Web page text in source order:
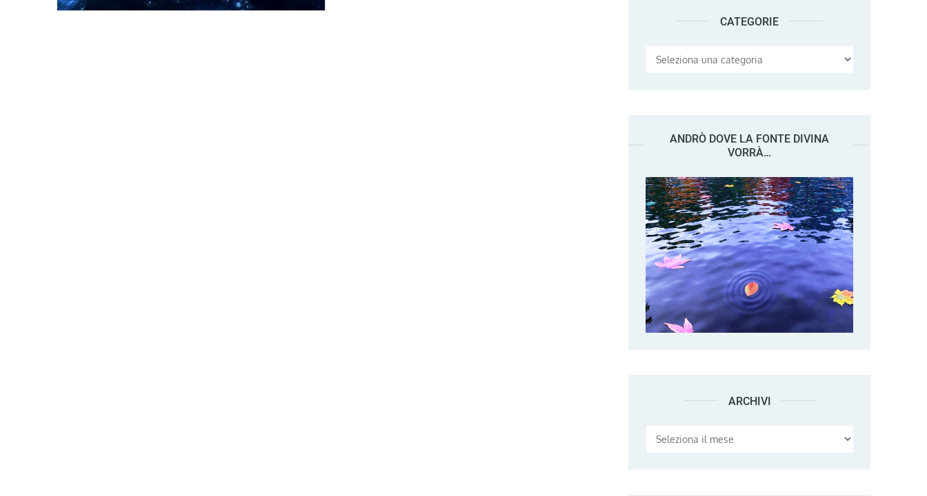
CATEGORIE
Categorie
ANDRÒ DOVE LA FONTE DIVINA
VORRÀ…
ARCHIVI Archivi